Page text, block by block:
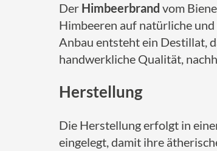
Der Himbeerbrand vom
Himbeeren auf natürliche
Anbau entsteht ein Destillat,
handwerkliche Qualität,
Herstellung
Die Herstellung erfolgt in
eingelegt, damit ihre